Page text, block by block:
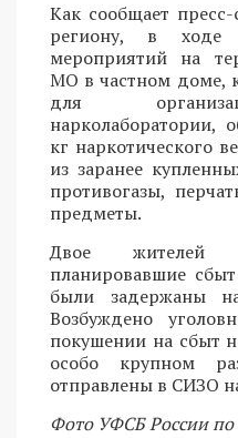
Как сообщает
региону, в ходе
мероприятий на
МО в частном доме,
для
нарколаборатории,
кг наркотического
из заранее
противогазы,
предметы.
Двое жителей
планировавшие
были задержаны
Возбуждено
покушении на сбыт
особо крупном
отправлены в СИЗО
Фото УФСБ России по